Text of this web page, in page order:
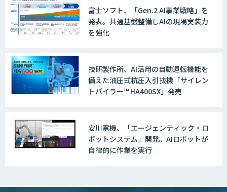
富士ソフト、「Gen.2 AI事業戦略」を
発表。共通基盤整備しAIの現場実装力
を強化
技研製作所、AI活用の自動運転機能を
備えた油圧式杭圧入引抜機「サイレン
トパイラー™ HA400SX」発売
安川電機、「エージェンティック・ロ
ボットシステム」開発。AIロボットが
自律的に作業を実行